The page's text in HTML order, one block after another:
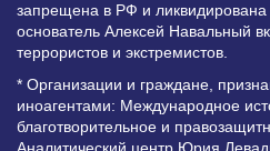
запрещена в РФ и
основатель Алексей Навальный
террористов и экстремистов.
* Организации и граждане,
иноагентами: Международное
благотворительное и